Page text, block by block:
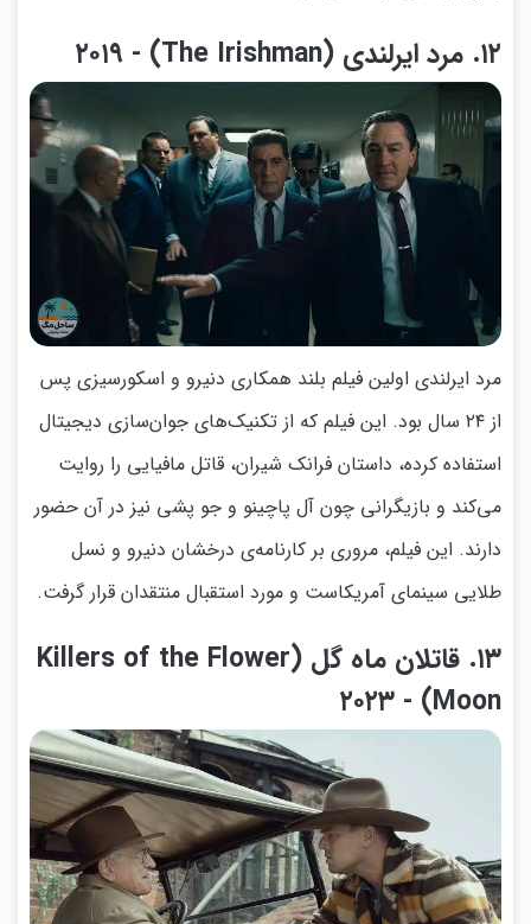
۱۲. مرد ایرلندی (The Irishman) - ۲۰۱۹
مرد ایرلندی اولین فیلم بلند همکاری دنیرو و اسکورسیزی پس
از ۲۴ سال بود. این فیلم که از تکنیک‌های جوان‌سازی دیجیتال
استفاده کرده، داستان فرانک شیران، قاتل مافیایی را روایت
می‌کند و بازیگرانی چون آل پاچینو و جو پشی نیز در آن حضور
دارند. این فیلم، مروری بر کارنامه‌ی درخشان دنیرو و نسل
طلایی سینمای آمریکاست و مورد استقبال منتقدان قرار گرفت.
۱۳. قاتلان ماه گل (Killers of the Flower
Moon) - ۲۰۲۳